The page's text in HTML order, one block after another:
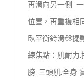
再滑向另一側
位置，再重複相
臥平衡鈴滑盤擺
練焦點：肌耐力.
膀. 三頭肌.全身